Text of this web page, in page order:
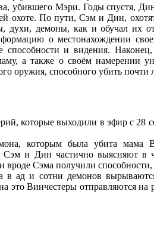
убившего Мэри. Годы спустя,
охоте. По пути, Сэм и Дин,
духи, демоны, как и обучал их
о местонахождении
способности и видения.
а также о своём намерении
оружия, способного убить
которые выходили в эфир с 28
которым была убита мама
и Дин частично выясняют в
вроде Сэма получили
в ад и сотни демонов
это Винчестеры отправляются